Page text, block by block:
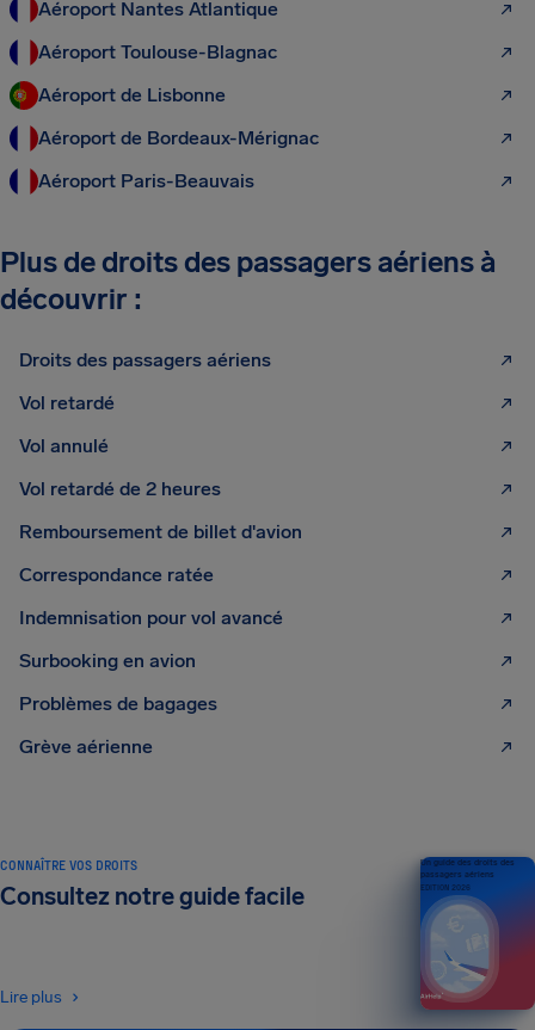
Aéroport Nantes Atlantique
Aéroport Toulouse-Blagnac
Aéroport de Lisbonne
Aéroport de Bordeaux-Mérignac
Aéroport Paris-Beauvais
Plus de droits des passagers aériens à
découvrir :
Droits des passagers aériens
Vol retardé
Vol annulé
Vol retardé de 2 heures
Remboursement de billet d'avion
Correspondance ratée
Indemnisation pour vol avancé
Surbooking en avion
Problèmes de bagages
Grève aérienne
CONNAÎTRE VOS DROITS
Consultez notre guide facile
Lire plus
Un guide des droits des
passagers aériens
ÉDITION 2026